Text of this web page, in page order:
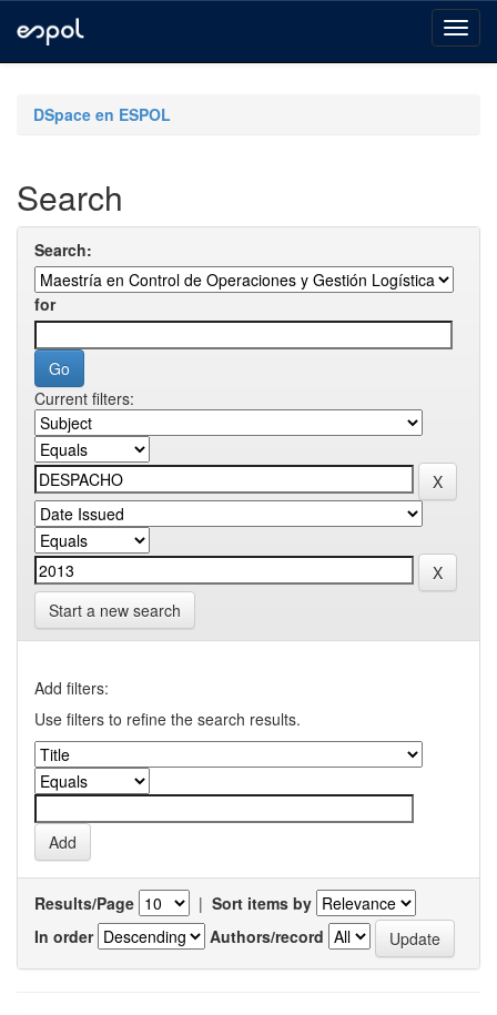
navigationDSpace en ESPOL
Search
Search:
for
Current filters:
Start a new search
Add filters:
Use filters to refine the search results.
Results/Page | Sort items by
In order
Authors/record